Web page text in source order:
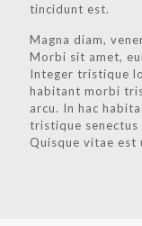
tincidunt est.
Magna diam,
Morbi sit amet,
Integer tristique
habitant morbi
arcu. In hac
tristique senectus
Quisque vitae est